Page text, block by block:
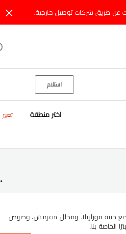
عن طريق شركات توصيل خارجية.
استلام
اختر منطقة تغيير
جبنة موزاريلا، ومخلل مقرمش، وصوص
الخاصة بنا.